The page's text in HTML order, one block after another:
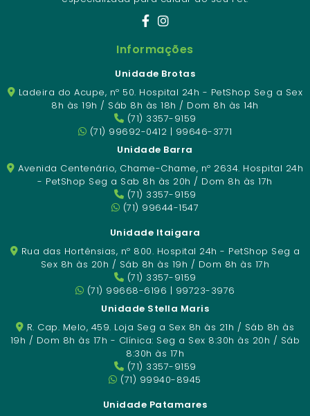
Informações
Unidade Brotas
Ladeira do Acupe, nº 50. Hospital 24h - PetShop Seg a Sex
8h às 19h / Sáb 8h às 18h / Dom 8h às 14h
(71) 3357-9159
(71) 99692-0412 | 99646-3771
Unidade Barra
Avenida Centenário, Chame-Chame, nº 2634. Hospital 24h
- PetShop Seg a Sab 8h às 20h / Dom 8h às 17h
(71) 3357-9159
(71) 99644-1547
Unidade Itaigara
Rua das Hortênsias, nº 800. Hospital 24h - PetShop Seg a
Sex 8h às 20h / Sáb 8h às 19h / Dom 8h às 17h
(71) 3357-9159
(71) 99668-6196 | 99723-3976
Unidade Stella Maris
R. Cap. Melo, 459. Loja Seg a Sex 8h às 21h / Sáb 8h às
19h / Dom 8h às 17h - Clínica: Seg a Sex 8:30h às 20h / Sáb
8:30h às 17h
(71) 3357-9159
(71) 99940-8945
Unidade Patamares